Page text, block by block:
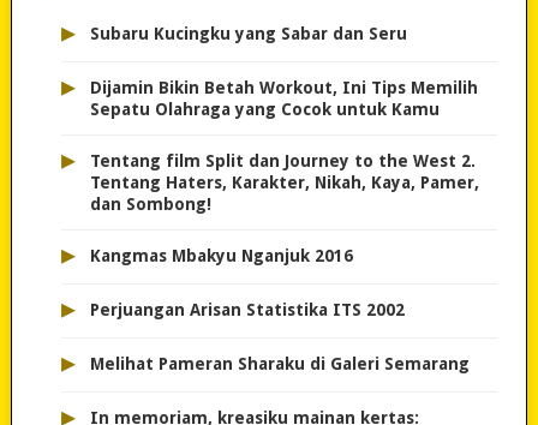
▸ Subaru Kucingku yang Sabar dan Seru
▸
Dijamin Bikin Betah Workout, Ini Tips Memilih
Sepatu Olahraga yang Cocok untuk Kamu
▸
Tentang film Split dan Journey to the West 2.
Tentang Haters, Karakter, Nikah, Kaya, Pamer,
dan Sombong!
▸ Kangmas Mbakyu Nganjuk 2016
▸ Perjuangan Arisan Statistika ITS 2002
▸ Melihat Pameran Sharaku di Galeri Semarang
▸
In memoriam, kreasiku mainan kertas: